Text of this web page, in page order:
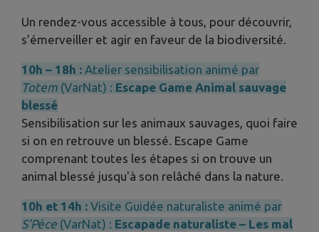
Un rendez-vous accessible à tous, pour découvrir,
s’émerveiller et agir en faveur de la biodiversité.
10h – 18h : Atelier sensibilisation animé par
Totem (VarNat) : Escape Game Animal sauvage
blessé
Sensibilisation sur les animaux sauvages, quoi faire
si on en retrouve un blessé. Escape Game
comprenant toutes les étapes si on trouve un
animal blessé jusqu'à son relâché dans la nature.
10h et 14h : Visite Guidée naturaliste animé par
S’Pèce (VarNat) : Escapade naturaliste – Les mal